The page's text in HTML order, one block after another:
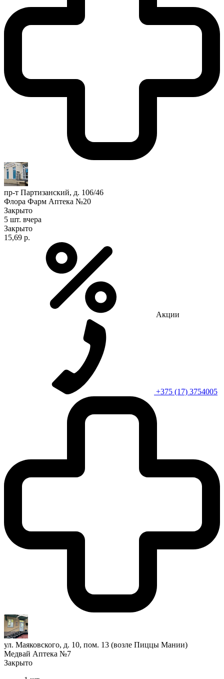
пр-т Партизанский, д. 106/46
Флора Фарм Аптека №20
Закрыто
5 шт. вчера
Закрыто
15,69 р.
Акции
+375 (17) 3754005
ул. Маяковского, д. 10, пом. 13 (возле Пиццы Мании)
Медвай Аптека №7
Закрыто